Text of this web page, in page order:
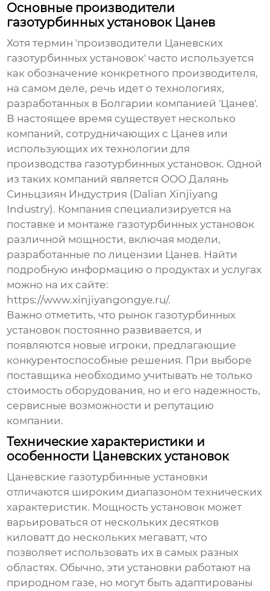
Основные производители
газотурбинных установок Цанев
Хотя термин 'производители Цаневских
газотурбинных установок' часто используется
как обозначение конкретного производителя,
на самом деле, речь идет о технологиях,
разработанных в Болгарии компанией 'Цанев'.
В настоящее время существует несколько
компаний, сотрудничающих с Цанев или
использующих их технологии для
производства газотурбинных установок. Одной
из таких компаний является ООО Далянь
Синьцзиян Индустрия (Dalian Xinjiyang
Industry). Компания специализируется на
поставке и монтаже газотурбинных установок
различной мощности, включая модели,
разработанные по лицензии Цанев. Найти
подробную информацию о продуктах и услугах
можно на их сайте:
https://www.xinjiyangongye.ru/.
Важно отметить, что рынок газотурбинных
установок постоянно развивается, и
появляются новые игроки, предлагающие
конкурентоспособные решения. При выборе
поставщика необходимо учитывать не только
стоимость оборудования, но и его надежность,
сервисные возможности и репутацию
компании.
Технические характеристики и
особенности Цаневских установок
Цаневские газотурбинные установки
отличаются широким диапазоном технических
характеристик. Мощность установок может
варьироваться от нескольких десятков
киловатт до нескольких мегаватт, что
позволяет использовать их в самых разных
областях. Обычно, эти установки работают на
природном газе, но могут быть адаптированы